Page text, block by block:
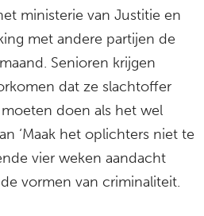
ministerie van Justitie en
met andere partijen de
Senioren krijgen
dat ze slachtoffer
doen als het wel
‘Maak het oplichters niet te
vier weken aandacht
vormen van criminaliteit.